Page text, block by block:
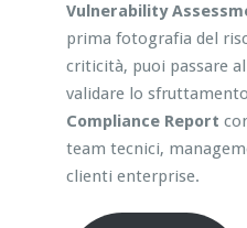
Vulnerability
prima fotografia del
criticità, puoi passare al
validare lo
Compliance Report
team tecnici,
clienti enterprise.